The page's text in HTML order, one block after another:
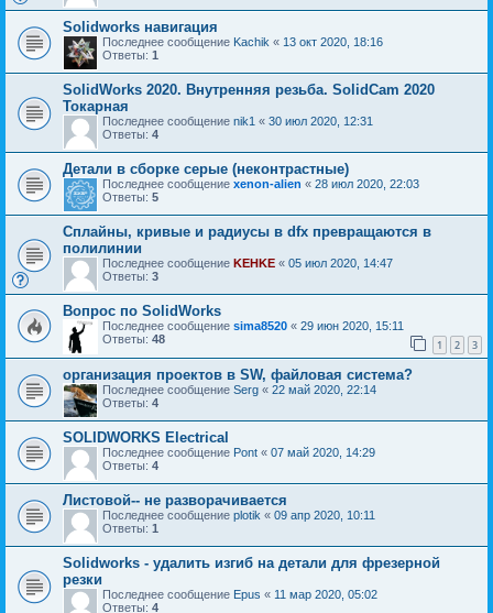
Solidworks навигация
Последнее сообщение Kachik « 13 окт 2020, 18:16
Ответы: 1
SolidWorks 2020. Внутренняя резьба. SolidCam 2020
Токарная
Последнее сообщение nik1 « 30 июл 2020, 12:31
Ответы: 4
Детали в сборке серые (неконтрастные)
Последнее сообщение xenon-alien « 28 июл 2020, 22:03
Ответы: 5
Сплайны, кривые и радиусы в dfx превращаются в
полилинии
Последнее сообщение KEHKE « 05 июл 2020, 14:47
Ответы: 3
Вопрос по SolidWorks
Последнее сообщение sima8520 « 29 июн 2020, 15:11
Ответы: 48 1 2 3
организация проектов в SW, файловая система?
Последнее сообщение Serg « 22 май 2020, 22:14
Ответы: 4
SOLIDWORKS Electrical
Последнее сообщение Pont « 07 май 2020, 14:29
Ответы: 4
Листовой-- не разворачивается
Последнее сообщение plotik « 09 апр 2020, 10:11
Ответы: 1
Solidworks - удалить изгиб на детали для фрезерной
резки
Последнее сообщение Epus « 11 мар 2020, 05:02
Ответы: 4